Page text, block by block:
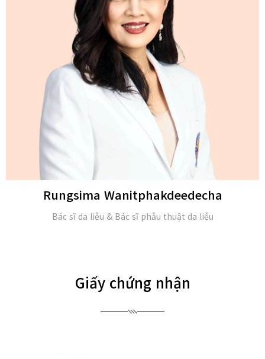
Michael H. Gold
M.D. và Hội viên của Viện Da liễu Hoa Kỳ (FAAD)
Giấy chứng nhận